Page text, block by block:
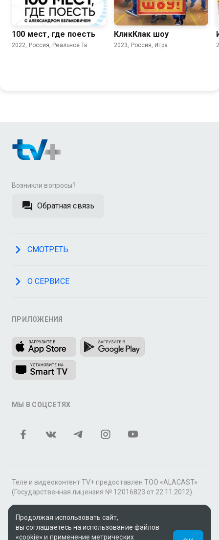
8.8
100 мест, где поесть
2022, Россия, Реальное Тв
7.8
КликКлак шоу
2023, Россия, Игра
Возникли вопросы?
Обратная связь
СМОТРЕТЬ
О СЕРВИСЕ
ПРИЛОЖЕНИЯ
МЫ В СОЦСЕТЯХ
Теле и видеоконтент TV+ предоставлен ТОО «ALACAST»
(Государственная лицензия № 12016823 от 22.11.2012).
В рамках услуги «Видео по подписке» для «Пакета
фильмов и сериалов tv+» контент предоставляется
онлайн-кинотеатром MEGOGO.
Продолжая использовать сайт,
вы соглашаетесь на использование файлов
«cookie» и применение метрических